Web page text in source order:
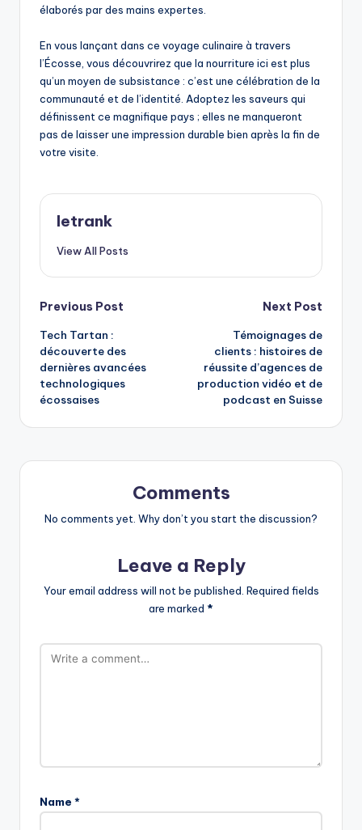
élaborés par des mains expertes.
En vous lançant dans ce voyage culinaire à travers
l’Écosse, vous découvrirez que la nourriture ici est plus
qu’un moyen de subsistance : c’est une célébration de la
communauté et de l’identité. Adoptez les saveurs qui
définissent ce magnifique pays ; elles ne manqueront
pas de laisser une impression durable bien après la fin de
votre visite.
letrank
View All Posts
Post
navigation
Previous Post
Tech Tartan :
découverte des
dernières avancées
technologiques
écossaises
Next Post
Témoignages de
clients : histoires de
réussite d’agences de
production vidéo et de
podcast en Suisse
Comments
No comments yet. Why don’t you start the discussion?
Leave a Reply
Your email address will not be published. Required fields
are marked *
Name *